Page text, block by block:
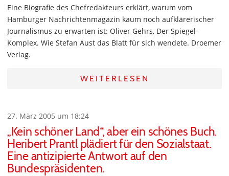
Eine Biografie des Chefredakteurs erklärt, warum vom
Hamburger Nachrichtenmagazin kaum noch aufklärerischer
Journalismus zu erwarten ist: Oliver Gehrs, Der Spiegel-
Komplex. Wie Stefan Aust das Blatt für sich wendete. Droemer
Verlag.
WEITERLESEN
27. März 2005 um 18:24
„Kein schöner Land“, aber ein schönes Buch.
Heribert Prantl plädiert für den Sozialstaat.
Eine antizipierte Antwort auf den
Bundespräsidenten.